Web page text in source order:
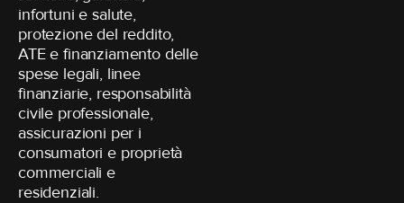
infortuni e salute,
protezione del reddito,
ATE e finanziamento delle
spese legali, linee
finanziarie, responsabilità
civile professionale,
assicurazioni per i
consumatori e proprietà
commerciali e
residenziali.